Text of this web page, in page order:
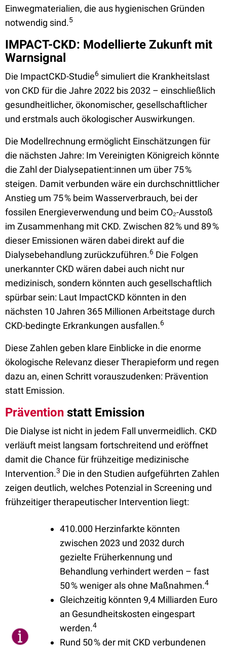
Einwegmaterialien, die aus hygienischen Gründen
notwendig sind.5
IMPACT-CKD: Modellierte Zukunft mit
Warnsignal
Die ImpactCKD-Studie6 simuliert die Krankheitslast
von CKD für die Jahre 2022 bis 2032 – einschließlich
gesundheitlicher, ökonomischer, gesellschaftlicher
und erstmals auch ökologischer Auswirkungen.
Die Modellrechnung ermöglicht Einschätzungen für
die nächsten Jahre: Im Vereinigten Königreich könnte
die Zahl der Dialysepatient:innen um über 75 %
steigen. Damit verbunden wäre ein durchschnittlicher
Anstieg um 75 % beim Wasserverbrauch, bei der
fossilen Energieverwendung und beim CO₂-Ausstoß
im Zusammenhang mit CKD. Zwischen 82 % und 89 %
dieser Emissionen wären dabei direkt auf die
Dialysebehandlung zurückzuführen.6 Die Folgen
unerkannter CKD wären dabei auch nicht nur
medizinisch, sondern könnten auch gesellschaftlich
spürbar sein: Laut ImpactCKD könnten in den
nächsten 10 Jahren 365 Millionen Arbeitstage durch
CKD-bedingte Erkrankungen ausfallen.6
Diese Zahlen geben klare Einblicke in die enorme
ökologische Relevanz dieser Therapieform und regen
dazu an, einen Schritt vorauszudenken: Prävention
statt Emission.
Prävention statt Emission
Die Dialyse ist nicht in jedem Fall unvermeidlich. CKD
verläuft meist langsam fortschreitend und eröffnet
damit die Chance für frühzeitige medizinische
Intervention.3 Die in den Studien aufgeführten Zahlen
zeigen deutlich, welches Potenzial in Screening und
frühzeitiger therapeutischer Intervention liegt:
410.000 Herzinfarkte könnten
zwischen 2023 und 2032 durch
gezielte Früherkennung und
Behandlung verhindert werden – fast
50 % weniger als ohne Maßnahmen.4
Gleichzeitig könnten 9,4 Milliarden Euro
an Gesundheitskosten eingespart
werden.4
Rund 50 % der mit CKD verbundenen